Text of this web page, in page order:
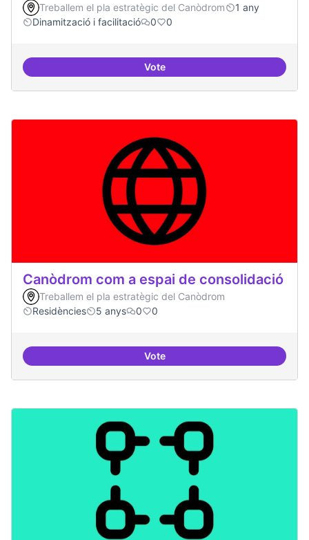
Treballem el pla estratègic del Canòdrom
1 any
Dinamització i facilitació
0 0
VoteSuport a projectes digitals i
Canòdrom com a espai de consolidació
Treballem el pla estratègic del Canòdrom
Residències
5 anys 0 0
VoteCanòdrom com a espai de